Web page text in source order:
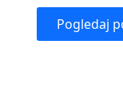
Pogledaj